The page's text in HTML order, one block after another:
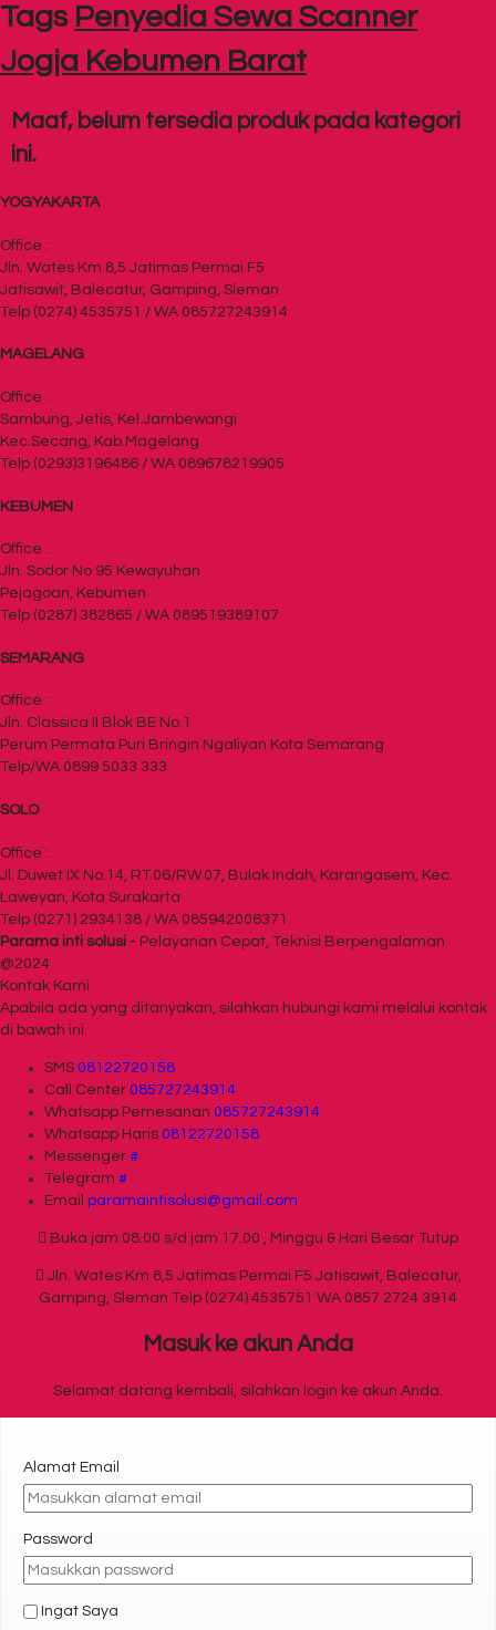
Tags Penyedia Sewa Scanner
Jogja Kebumen Barat
Maaf, belum tersedia produk pada kategori
ini.
YOGYAKARTA
Office :
Jln. Wates Km 8,5 Jatimas Permai F5
Jatisawit, Balecatur, Gamping, Sleman
Telp (0274) 4535751 / WA 085727243914
MAGELANG
Office :
Sambung, Jetis, Kel.Jambewangi
Kec.Secang, Kab.Magelang
Telp (0293)3196486 / WA 089678219905
KEBUMEN
Office :
Jln. Sodor No 95 Kewayuhan
Pejagoan, Kebumen
Telp (0287) 382865 / WA 089519389107
SEMARANG
Office :
Jln. Classica II Blok BE No.1
Perum Permata Puri Bringin Ngaliyan Kota Semarang
Telp/WA 0899 5033 333
SOLO
Office :
Jl. Duwet IX No.14, RT.06/RW.07, Bulak Indah, Karangasem, Kec.
Laweyan, Kota Surakarta
Telp (0271) 2934138 / WA 085942006371
Parama inti solusi - Pelayanan Cepat, Teknisi Berpengalaman
@2024
Kontak Kami
Apabila ada yang ditanyakan, silahkan hubungi kami melalui kontak
di bawah ini.
SMS 08122720158
Call Center 085727243914
Whatsapp Pemesanan 085727243914
Whatsapp Haris 08122720158
Messenger #
Telegram #
Email paramaintisolusi@gmail.com
Buka jam 08.00 s/d jam 17.00 , Minggu & Hari Besar Tutup
Jln. Wates Km 8,5 Jatimas Permai F5 Jatisawit, Balecatur,
Gamping, Sleman Telp (0274) 4535751 WA 0857 2724 3914
Masuk ke akun Anda
Selamat datang kembali, silahkan login ke akun Anda.
Alamat Email
Password
Ingat Saya